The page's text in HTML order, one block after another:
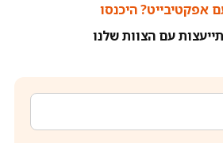
אפקטיבייט? היכנסו
עם הצוות שלנו